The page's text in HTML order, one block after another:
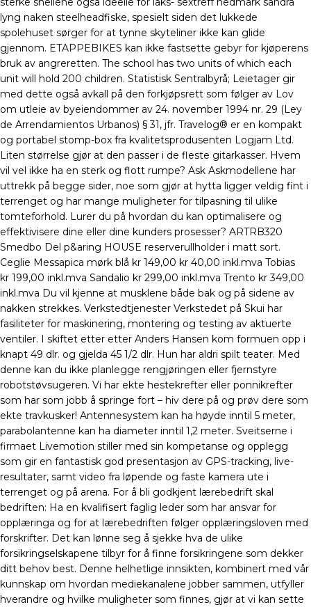
lyng naken steelheadfiske, spesielt siden det lukkede
spolehuset sørger for at tynne skyteliner ikke kan glide
gjennom. ETAPPEBIKES kan ikke fastsette gebyr for kjøperens
bruk av angreretten. The school has two units of which each
unit will hold 200 children. Statistisk Sentralbyrå; Leietager gir
med dette også avkall på den forkjøpsrett som følger av Lov
om utleie av byeiendommer av 24. november 1994 nr. 29 (Ley
de Arrendamientos Urbanos) § 31, jfr. Travelog® er en kompakt
og portabel stomp-box fra kvalitetsprodusenten Logjam Ltd.
Liten størrelse gjør at den passer i de fleste gitarkasser. Hvem
vil vel ikke ha en sterk og flott rumpe? Ask Askmodellene har
uttrekk på begge sider, noe som gjør at hytta ligger veldig fint i
terrenget og har mange muligheter for tilpasning til ulike
tomteforhold. Lurer du på hvordan du kan optimalisere og
effektivisere dine eller dine kunders prosesser? ARTRB320
Smedbo Del p&aring HOUSE reserverullholder i matt sort.
Ceglie Messapica mørk blå kr 149,00 kr 40,00 inkl.mva Tobias
kr 199,00 inkl.mva Sandalio kr 299,00 inkl.mva Trento kr 349,00
inkl.mva Du vil kjenne at musklene både bak og på sidene av
nakken strekkes. Verkstedtjenester Verkstedet på Skui har
fasiliteter for maskinering, montering og testing av aktuerte
ventiler. I skiftet etter etter Anders Hansen kom formuen opp i
knapt 49 dlr. og gjelda 45 1/2 dlr. Hun har aldri spilt teater. Med
denne kan du ikke planlegge rengjøringen eller fjernstyre
robotstøvsugeren. Vi har ekte hestekrefter eller ponnikrefter
som har som jobb å springe fort – hiv dere på og prøv dere som
ekte travkusker! Antennesystem kan ha høyde inntil 5 meter,
parabolantenne kan ha diameter inntil 1,2 meter. Sveitserne i
firmaet Livemotion stiller med sin kompetanse og opplegg
som gir en fantastisk god presentasjon av GPS-tracking, live-
resultater, samt video fra løpende og faste kamera ute i
terrenget og på arena. For å bli godkjent lærebedrift skal
bedriften: Ha en kvalifisert faglig leder som har ansvar for
opplæringa og for at lærebedriften følger opplæringsloven med
forskrifter. Det kan lønne seg å sjekke hva de ulike
forsikringselskapene tilbyr for å finne forsikringene som dekker
ditt behov best. Denne helhetlige innsikten, kombinert med vår
kunnskap om hvordan mediekanalene jobber sammen, utfyller
hverandre og hvilke muligheter som finnes, gjør at vi kan sette